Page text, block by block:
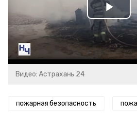
Play
Видео: Астрахань 24
пожарная безопасность